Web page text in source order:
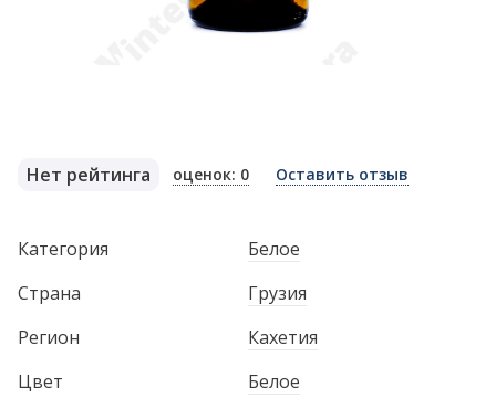
Нет рейтинга оценок: 0 Оставить отзыв
Категория
Белое
Страна
Грузия
Регион
Кахетия
Цвет
Белое